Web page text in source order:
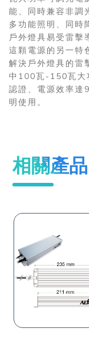
能、同時兼容非調
多功能照明、同時
戶外燈具易受雷擊
這顆電源的另一特
解決戶外燈具的雷
中100瓦-150瓦大
認證、電源效率達
明使用。
相關產品